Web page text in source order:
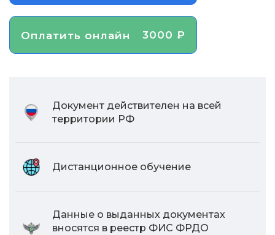
Оплатить онлайн 3000 ₽
Документ действителен на всей
территории РФ
Дистанционное обучение
Данные о выданных документах
вносятся в реестр ФИС ФРДО